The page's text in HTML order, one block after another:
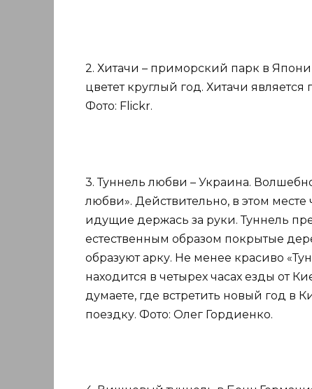
2. Хитачи – приморский парк в
цветет круглый год. Хитачи
Фото: Flickr.
3. Туннель любви – Украина.
любви». Действительно, в этом
идущие держась за руки. Туннель
естественным образом покрытые
образуют арку. Не менее красиво
находится в четырех часах езды от
думаете, где встретить новый год в
поездку. Фото: Олег Гордиенко.